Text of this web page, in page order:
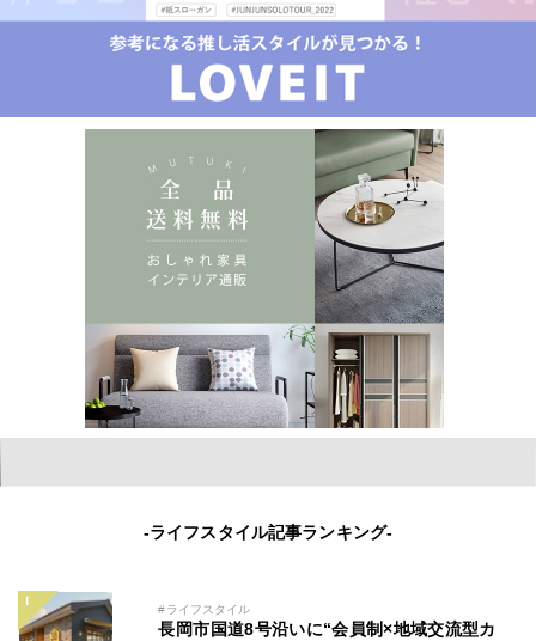
-ライフスタイル記事ランキング-
#ライフスタイル
長岡市国道8号沿いに“会員制×地域交流型カ